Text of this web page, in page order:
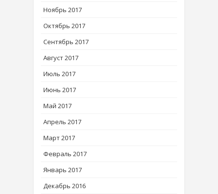
Ноябрь 2017
Октябрь 2017
Сентябрь 2017
Август 2017
Июль 2017
Июнь 2017
Май 2017
Апрель 2017
Март 2017
Февраль 2017
Январь 2017
Декабрь 2016